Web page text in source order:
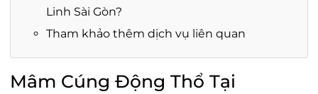
Linh Sài Gòn?
Tham khảo thêm dịch vụ liên quan
Mâm Cúng Động Thổ Tại